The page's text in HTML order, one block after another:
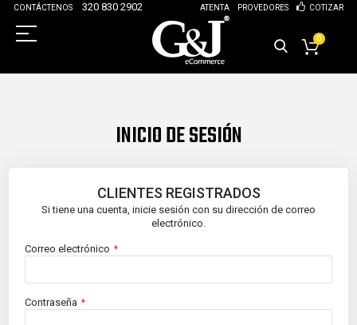
CONTÁCTENOS 320 830 2902 ATENTA PROVEDORES COTIZAR
0
INICIO DE SESIÓN
CLIENTES REGISTRADOS
Si tiene una cuenta, inicie sesión con su dirección de correo
electrónico.
Correo electrónico
Contraseña